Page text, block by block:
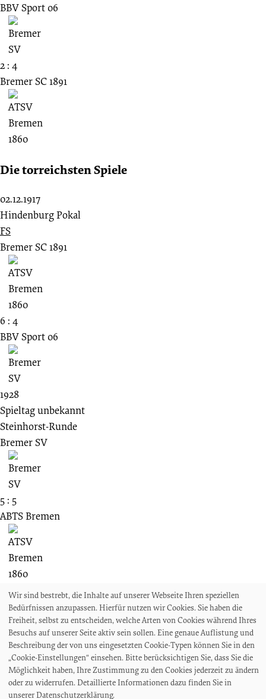
BBV Sport 06
2 : 4
Bremer SC 1891
Die torreichsten Spiele
02.12.1917
Hindenburg Pokal
FS
Bremer SC 1891
6 : 4
BBV Sport 06
1928
Spieltag unbekannt
Steinhorst-Runde
Bremer SV
5 : 5
ABTS Bremen
30.01.1916
Spieltag unbekannt
VIII. Bezirk Bremen 1. Klasse
Bremer SC 1891
Wir sind bestrebt, die Inhalte auf unserer Webseite Ihren speziellen
Bedürfnissen anzupassen. Hierfür nutzen wir Cookies. Sie haben die
Freiheit, selbst zu entscheiden, welche Arten von Cookies während Ihres
Besuchs auf unserer Seite aktiv sein sollen. Eine genaue Auflistung und
Beschreibung der von uns eingesetzten Cookie-Typen können Sie in den
„Cookie-Einstellungen“ einsehen. Bitte berücksichtigen Sie, dass Sie die
Möglichkeit haben, Ihre Zustimmung zu den Cookies jederzeit zu ändern
oder zu widerrufen. Detaillierte Informationen dazu finden Sie in
unserer Datenschutzerklärung.